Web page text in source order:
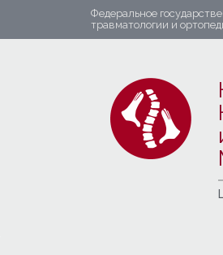
Федеральное
травматологии и